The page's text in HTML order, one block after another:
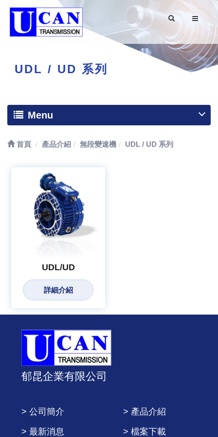
UDL / UD 系列
Menu
首頁 產品介紹 無段變速機 UDL / UD 系列
UDL/UD
詳細介紹
郁昆企業有限公司
> 公司簡介 > 產品介紹
> 最新消息 > 檔案下載